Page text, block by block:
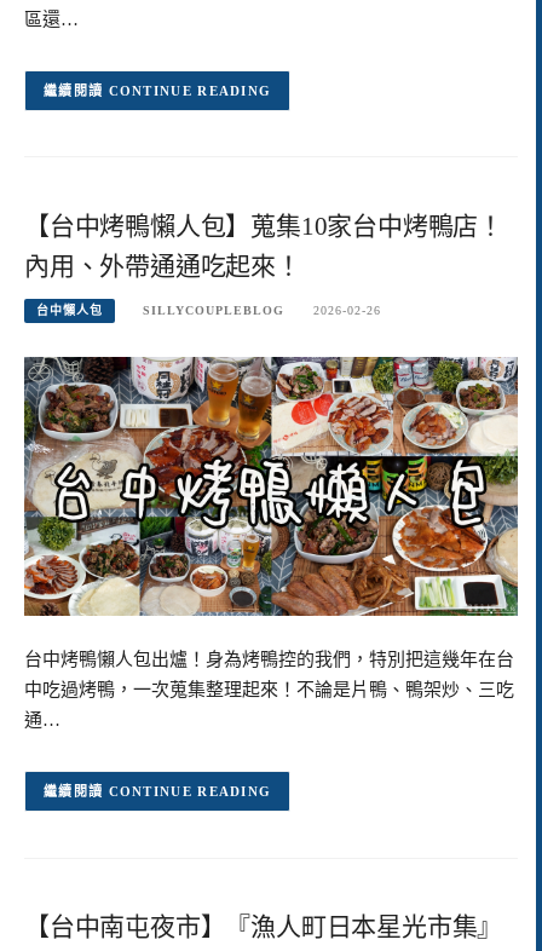
區還…
CONTINUE READING
【台中烤鴨懶人包】蒐集10家台中烤鴨店！
內用、外帶通通吃起來！
台中懶人包 SILLYCOUPLEBLOG 2026-02-26
台中烤鴨懶人包出爐！身為烤鴨控的我們，特別把這幾年在台
中吃過烤鴨，一次蒐集整理起來！不論是片鴨、鴨架炒、三吃
通…
CONTINUE READING
【台中南屯夜市】『漁人町日本星光市集』